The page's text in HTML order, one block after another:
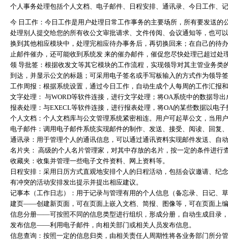
个人事务处理包括个人文档、电子邮件、日程安排、通讯录、今日工作、
今 日工作：今日工作是用户处理日常工作事务的主要场所，所有要发送
处理别人提交给您的所有收公文审批请求、文件传阅、会议通知等，也
换到其他相应模块中，处理完相应待办事务后，再切换回来；在自己的
止邮件催办，还可能收到系统发 来的催办邮件，催促您尽快处理已超过处
领 导批签：根据收发文等其它模块的工作流程，实现领导对其主管业务
到达，并显示公文的标题；可采用电子签名或手写板输入的方式作为领导
工作周报：根据系统设置，通过今日工作，自动生成个人每周的工作汇报
文字处理： 与WORD等软件连接，进行文字处理；将OA系统中的数据导出
报表处理：与EXECL等软件连接，进行报表处理，将OA的某些数据以电
个人文档：个人文档库与公文管理系统紧密相连。用户可起草公文，当用
电子邮件：调用电子邮件系统实现邮件的制作、发送、接受、阅读、回复
通讯录：用于管理个人的通讯信息，可以通过通讯资料实现邮件发送、自
名片夹： 高级的个人名片管理家，对其中存放的名片，按一定的条件进行
收藏夹：收集并管理一些电子文件资料、网上资料等。
日程安排：采用日历方式直观地安排个人的日程活动，包括会议邀请、
有冲突的活动安排发出提示并提出相应建议。
记事本（工作日志）：用于记录与管理有用的个人信息（备忘录、日记、
建页——创建新页面，可在页面上嵌入文档、简报、图像等，可在页面上
信息分册——可按照不同的信息类型进行组织，形成分册，自动生成目录
发布信息——利用电子邮件，向相关部门或相关人员发布信息。
信息查询：按照一定的信息归类，由相关责任人周期性将各业务部门所